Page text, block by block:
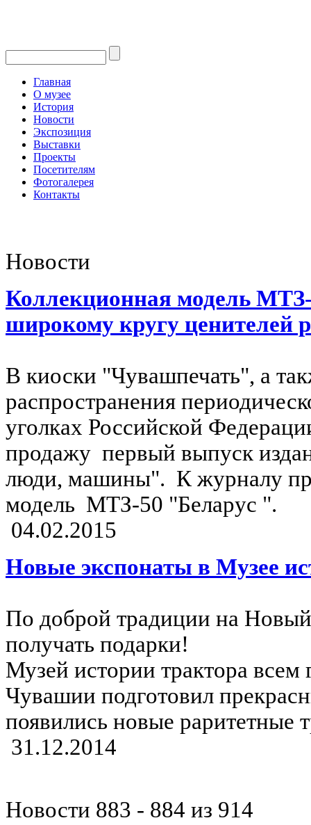
Главная
О музее
История
Новости
Экспозиция
Выставки
Проекты
Посетителям
Фотогалерея
Контакты
Новости
Коллекционная модель
широкому кругу ценителей
В киоски "Чувашпечать", а
распространения
уголках Российской
продажу первый выпуск
люди, машины". К журналу
модель МТЗ-50 "Беларус ".
04.02.2015
Новые экспонаты в Музее
По доброй традиции на
получать подарки!
Музей истории трактора всем
Чувашии подготовил
появились новые раритетные
31.12.2014
Новости 883 - 884 из 914